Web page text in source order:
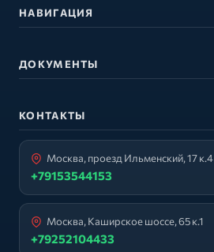
НАВИГАЦИЯ
ДОКУМЕНТЫ
КОНТАКТЫ
Москва, проезд Ильменский, 17 к.4
+79153544153
Москва, Каширское шоссе, 65 к.1
+79252104433